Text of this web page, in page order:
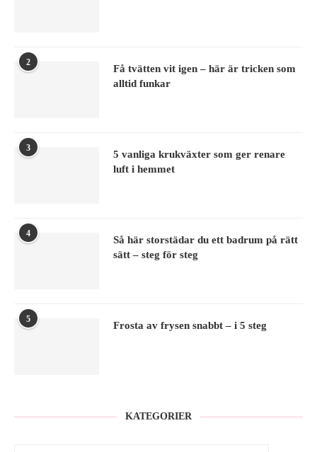
2
Få tvätten vit igen – här är tricken som
alltid funkar
3
5 vanliga krukväxter som ger renare
luft i hemmet
4
Så här storstädar du ett badrum på rätt
sätt – steg för steg
5
Frosta av frysen snabbt – i 5 steg
KATEGORIER